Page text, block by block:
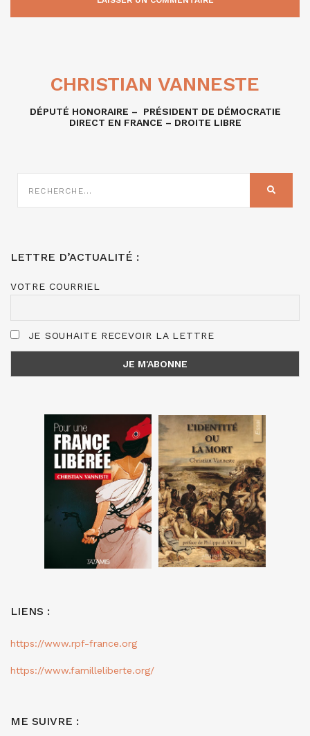
CHRISTIAN VANNESTE
DÉPUTÉ HONORAIRE – PRÉSIDENT DE DÉMOCRATIE
DIRECT EN FRANCE – DROITE LIBRE
SUR
LETTRE D’ACTUALITÉ :
VOTRE COURRIEL
JE SOUHAITE RECEVOIR LA LETTRE
LIENS :
https://www.rpf-france.org
https://www.familleliberte.org/
ME SUIVRE :